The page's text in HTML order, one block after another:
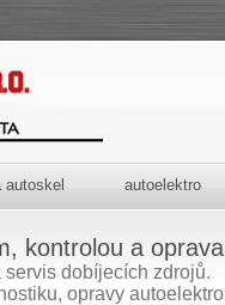
autoskel autoelektro
kontrolou a
dobíjecích zdrojů.
opravy